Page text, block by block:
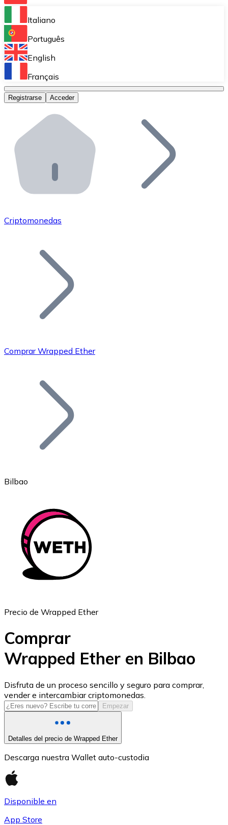
Bitnovo Ramp
Integra nuestra solución en tu plataforma.
Bitnovo Giftcards
Bitnovo OTC
Bitnovo ATM
Integra un ATM Bitnovo en tu negocio y permite que
Bitnovo API
Integra nuestra API en tu ecosistema.
Únete a nuestra red de distribuidores.
Añade tu proyecto a nuestro ecosistema.
Bitcoin
Ethereum
ETH
USD Coin
USDC
Italiano
Português
English
Français
Registrarse Acceder
Criptomonedas
Comprar Wrapped Ether
Bilbao
Precio de Wrapped Ether
Comprar
Wrapped Ether en Bilbao
Disfruta de un proceso sencillo y seguro para comprar,
vender e intercambiar criptomonedas.
Empezar
Detalles del precio de Wrapped Ether
Descarga nuestra Wallet auto-custodia
Disponible en
App Store